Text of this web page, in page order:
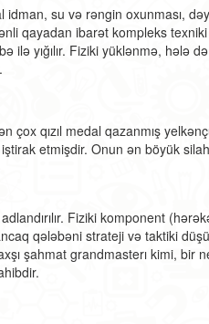
su və rəngin oxunması,
qayadan ibarət kompleks
ilə yığılır. Fiziki yüklənmə, hələ
qızıl medal qazanmış
etmişdir. Onun ən böyük
Fiziki komponent
qələbəni strateji və taktiki
şahmat grandmasterı kimi,